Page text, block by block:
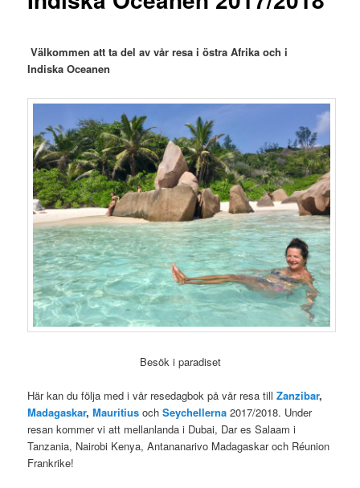
Välkommen att ta del av vår resa i östra Afrika och i
IndiskaOceanen
Besök i paradiset
Här kan du följa med i vår resedagbok på vår resa tillZanzibar,
Madagaskar,Mauritius och Seychellerna 2017/2018. Under
resan kommer vi att mellanlanda i Dubai, Dar es Salaam i
Tanzania, Nairobi Kenya, Antananarivo Madagaskar och Réunion
Frankrike!